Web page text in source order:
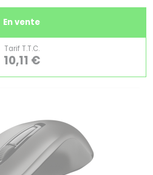
En vente
Tarif T.T.C.
10,11 €